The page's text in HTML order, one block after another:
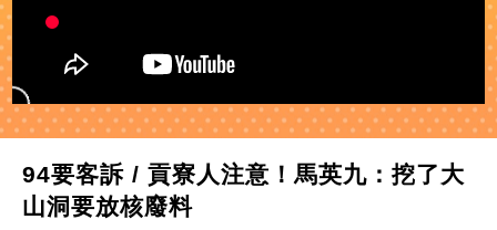
94要客訴 / 貢寮人注意！馬英九：挖了大
山洞要放核廢料